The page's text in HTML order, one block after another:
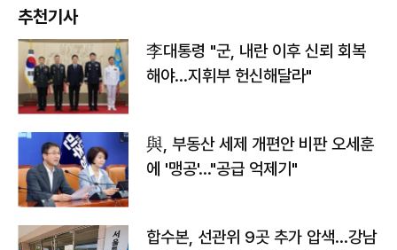
추천기사
李대통령 "군, 내란 이후 신뢰 회복
해야…지휘부 헌신해달라"
與, 부동산 세제 개편안 비판 오세훈
에 '맹공'…"공급 억제기"
합수본, 선관위 9곳 추가 압색…강남